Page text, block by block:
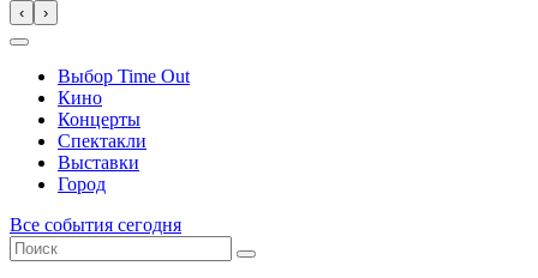
‹ ›
Выбор Time Out
Кино
Концерты
Спектакли
Выставки
Город
Все события сегодня